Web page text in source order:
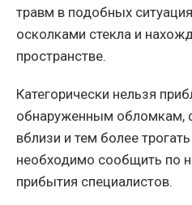
травм в подобных
осколками стекла и
пространстве.
Категорически нельзя
обнаруженным обломкам,
вблизи и тем более
необходимо сообщить по
прибытия специалистов.